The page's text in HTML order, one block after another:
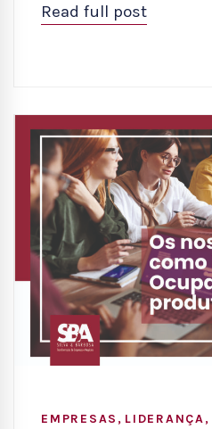
Read full post
EMPRESAS , LIDERANÇA,